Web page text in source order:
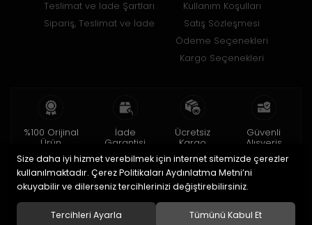
Teslimat ve İade Şartları
Sipariş, Teslimat ve İade
Kullanım Koşulları
Satış Sözleşmesi
Ödeme Seçenekleri
Kargo Seçenekleri
%100 Orijinal
Ürün
2 yıl garanti
İade
Garantisi
15 gün içinde
iade
Ücretsiz
Kargo
150 TL ve üzeri
Güvenli
Alışveriş
256bit SSL ile
Size daha iyi hizmet verebilmek için internet sitemizde çerezler
kullanılmaktadır. Çerez Politikaları Aydınlatma Metni’ni
okuyabilir ve dilerseniz tercihlerinizi değiştirebilirsiniz.
Tercihleri Ayarla Tümünü Kabul Et